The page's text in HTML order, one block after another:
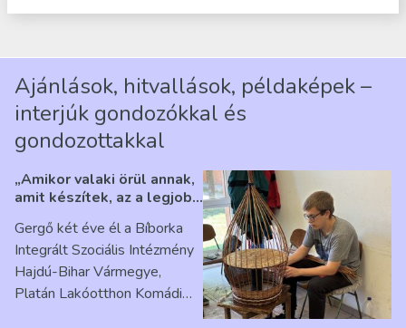
Ajánlások, hitvallások, példaképek –
interjúk gondozókkal és
gondozottakkal
„Amikor valaki örül annak,
amit készítek, az a legjobb
Ribárszky Gergő ellátottal
Gergő két éve él a Bíborka
Integrált Szociális Intézmény
Hajdú-Bihar Vármegye,
Platán Lakóotthon Komádi